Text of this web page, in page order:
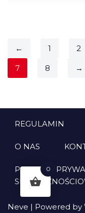
← 1 2
7 8 →
REGULAMIN
O NAS
POLITYKA
Neve | Powered by
0